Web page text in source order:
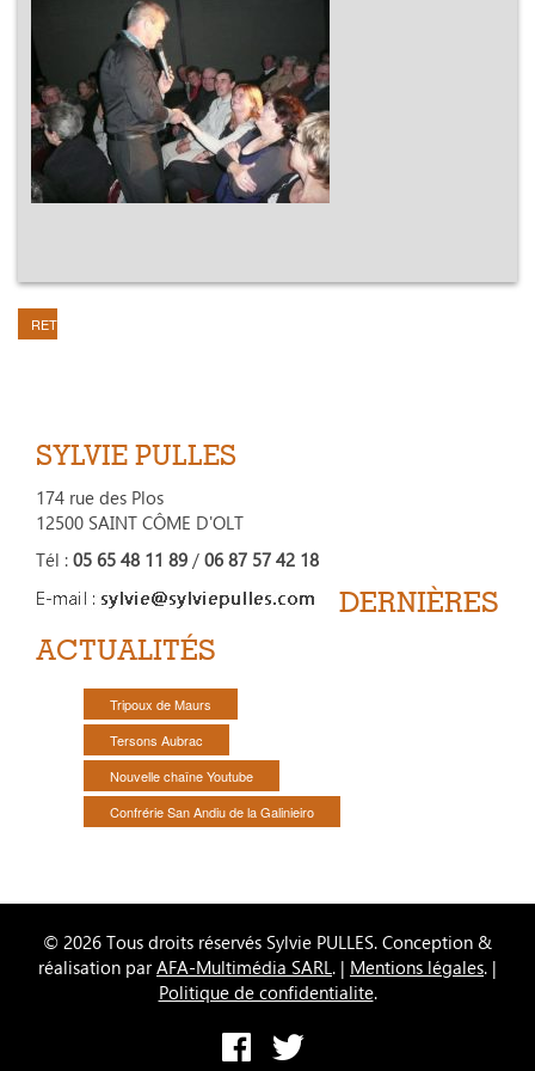
RETOUR
SYLVIE PULLES
174 rue des Plos
12500 SAINT CÔME D'OLT
Tél : 05 65 48 11 89 / 06 87 57 42 18
DERNIÈRES
ACTUALITÉS
Tripoux de Maurs
Tersons Aubrac
Nouvelle chaîne Youtube
Confrérie San Andiu de la Galinieiro
© 2026 Tous droits réservés Sylvie PULLES. Conception &
réalisation parAFA-Multimédia SARL. | Mentions légales. |
Politique de confidentialite.